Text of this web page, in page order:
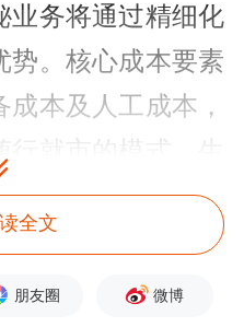
业务将通过精细化
势。核心成本要素
本及人工成本，
建设生产与集团生
，既保障产能弹性
销售端会结合市
全文
朋友圈 微博